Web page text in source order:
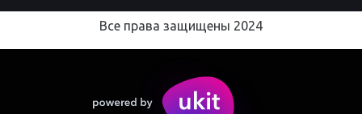
Все права защищены 2024